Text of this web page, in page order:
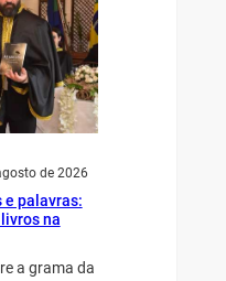
de 2026
e palavras:
na
a grama da